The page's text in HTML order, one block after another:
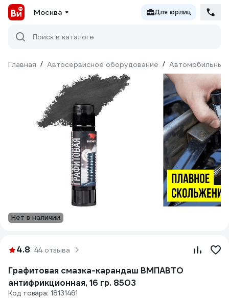
Москва Для юрлиц
Поиск в каталоге
Главная / Автосервисное оборудование / Автомобильные
Нет в наличии
4.8 44 отзыва
Графитовая смазка-карандаш ВМПАВТО
антифрикционная, 16 гр. 8503
Код товара: 18131461